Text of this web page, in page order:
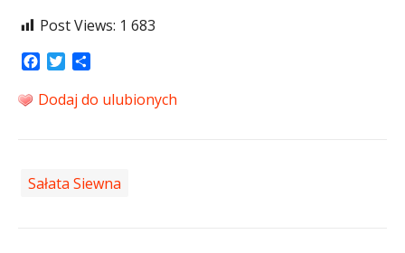
Post Views: 1 683
Facebook
Twitter
Dodaj do ulubionych
Sałata Siewna